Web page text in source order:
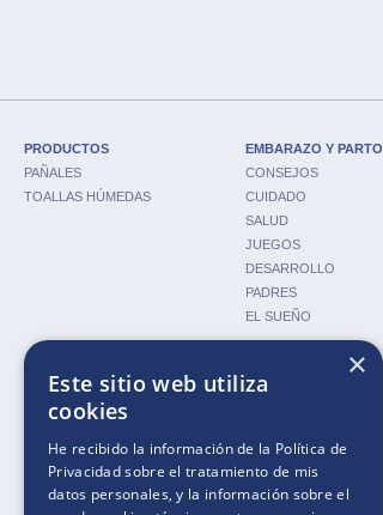
PRODUCTOS
PAÑALES
TOALLAS HÚMEDAS
EMBARAZO Y PARTO
CONSEJOS
CUIDADO
SALUD
JUEGOS
DESARROLLO
PADRES
EL SUEÑO
×
Este sitio web utiliza
cookies
He recibido la información de la Política de
Privacidadsobre el tratamiento de mis
datos personales, y la información sobre el